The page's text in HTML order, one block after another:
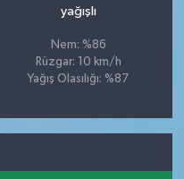
yağışlı
Nem: %86
Rüzgar: 10 km/h
Yağış Olasılığı: %87